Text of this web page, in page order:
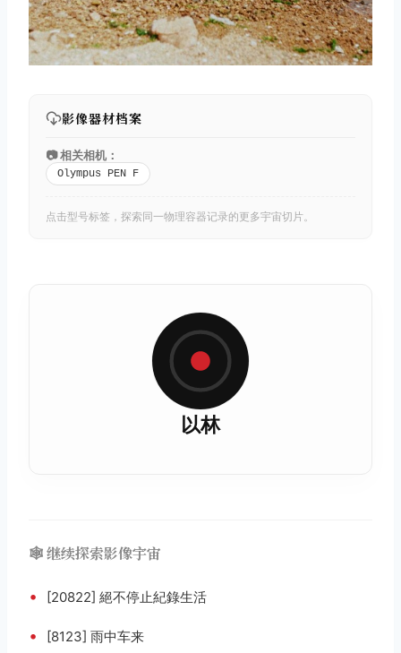
影像器材档案
📷 相关相机：
Olympus PEN F
点击型号标签，探索同一物理容器记录的更多宇宙切片。
以林
🕸️ 继续探索影像宇宙
• [20822] 絕不停止紀錄生活
• [8123] 雨中车来